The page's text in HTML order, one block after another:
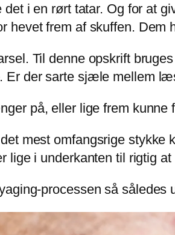
det i en rørt tatar. Og for at
hevet frem af skuffen. Dem
Til denne opskrift
Er der sarte sjæle mellem
på, eller lige frem kunne
mest omfangsrige
lige i underkanten til rigtig
processen så således